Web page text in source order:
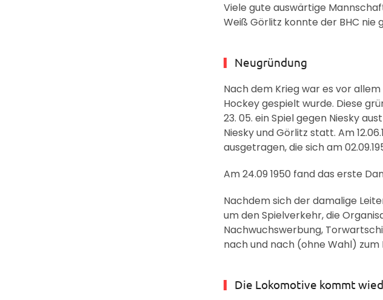
Viele gute auswärtige
Weiß Görlitz konnte der BHC nie
Neugründung
Nach dem Krieg war es vor
Hockey gespielt wurde. Diese
23. 05. ein Spiel gegen Niesky
Niesky und Görlitz statt. Am
ausgetragen, die sich am
Am 24.09 1950 fand das erste
Nachdem sich der damalige
um den Spielverkehr, die
Nachwuchswerbung,
nach und nach (ohne Wahl)
Die Lokomotive kommt